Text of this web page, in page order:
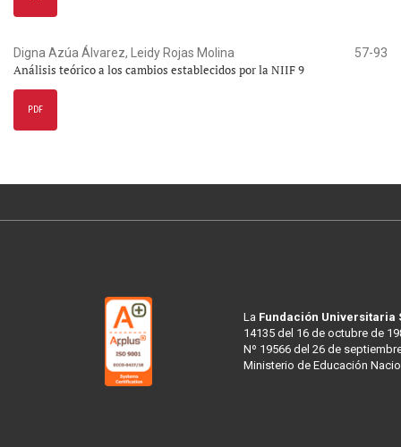
Digna Azúa Álvarez, Leidy Rojas Molina 57-93
Análisis teórico a los cambios establecidos por la NIIF 9
PDF
La Fundación Universitaria
14135 del 16 de octubre de
Nº 19566 del 26 de
Ministerio de Educación